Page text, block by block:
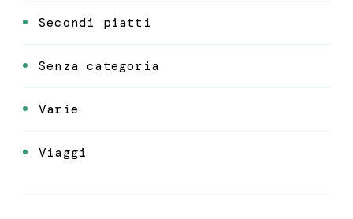
Secondi piatti
Senza categoria
Varie
Viaggi